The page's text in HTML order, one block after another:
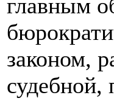
главным
законом,
судебной,